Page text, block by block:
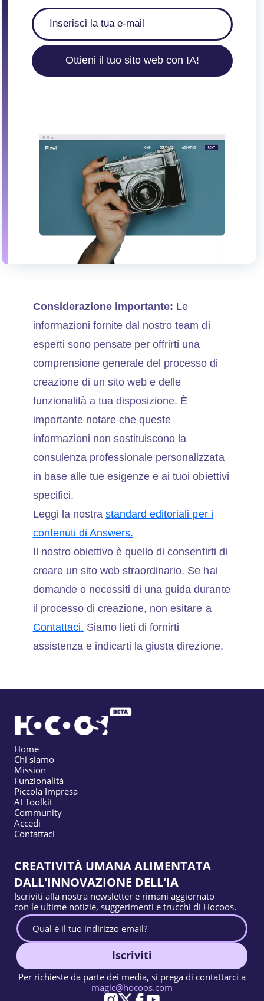
Ottieni il tuo sito web con IA!
Considerazione importante: Le
informazioni fornite dal nostro team di
esperti sono pensate per offrirti una
comprensione generale del processo di
creazione di un sito web e delle
funzionalità a tua disposizione. È
importante notare che queste
informazioni non sostituiscono la
consulenza professionale personalizzata
in base alle tue esigenze e ai tuoi obiettivi
specifici.
Leggi la nostra standard editoriali per i
contenuti di Answers.
Il nostro obiettivo è quello di consentirti di
creare un sito web straordinario. Se hai
domande o necessiti di una guida durante
il processo di creazione, non esitare a
Contattaci. Siamo lieti di fornirti
assistenza e indicarti la giusta direzione.
Home
Chi siamo
Mission
Funzionalità
Piccola Impresa
AI Toolkit
Community
Accedi
Contattaci
CREATIVITÀ UMANA ALIMENTATA
DALL'INNOVAZIONE DELL'IA
Iscriviti alla nostra newsletter e rimani aggiornato
con le ultime notizie, suggerimenti e trucchi di Hocoos.
Iscriviti
Per richieste da parte dei media, si prega di contattarci a
magic@hocoos.com